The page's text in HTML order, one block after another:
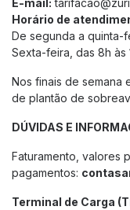
Horário de
De segunda a quinta-
Sexta-feira, das 8h
Nos finais de semana
de plantão de
DÚVIDAS E
Faturamento, valores
pagamentos:
Terminal de Carga